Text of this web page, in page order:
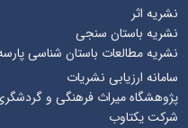
نشریه اثر
نشریه باستان سنجی
نشریه مطالعات باستان شناسی پارسه
سامانه ارزیابی نشریات
پژوهشگاه میراث فرهنگی و گردشگری
شرکت یکتاوب